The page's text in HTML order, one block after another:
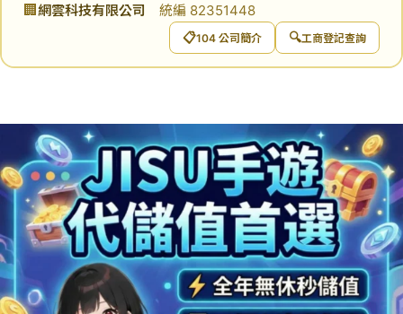
🏢 網雲科技有限公司 統編 82351448
📋104 公司簡介 🔍工商登記查詢